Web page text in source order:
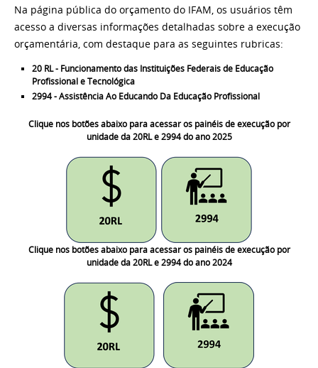
Na página pública do orçamento do IFAM, os usuários têm
acesso a diversas informações detalhadas sobre a execução
orçamentária, com destaque para as seguintes rubricas:
20 RL - Funcionamento das Instituições Federais de Educação
Profissional e Tecnológica
2994 -Assistência Ao Educando Da Educação Profissional
Clique nos botões abaixo para acessar os painéis de execução por
unidade da 20RL e 2994 do ano 2025
Clique nos botões abaixo para acessar os painéis de execução por
unidade da 20RL e 2994 do ano 2024